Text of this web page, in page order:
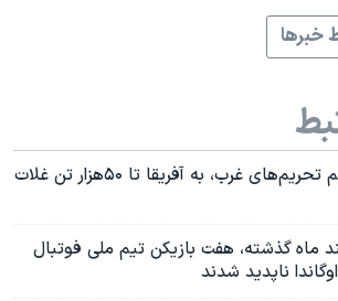
خبرها
پوتین می‌گوید به رغم تحریم‌های غرب، به آفریقا تا ۵۰هزار تن غلات
ماه گذشته، هفت بازیکن تیم ملی فوتبال
ناپدید شدند